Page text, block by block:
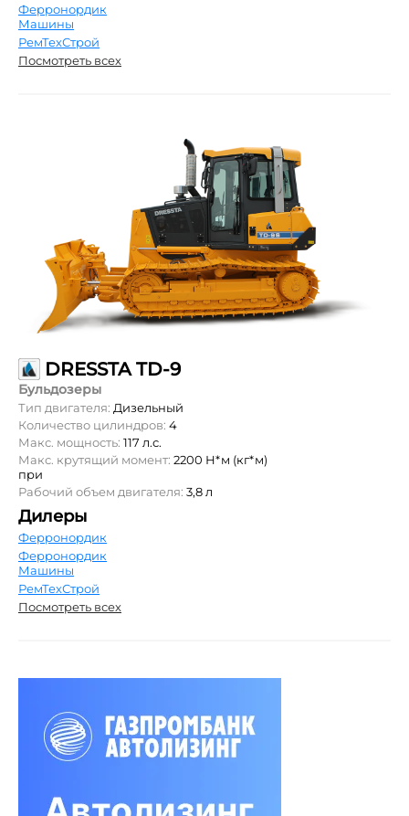
Ферронордик
Машины
РемТехСтрой
Посмотреть всех
DRESSTA TD-9
Бульдозеры
Тип двигателя: Дизельный
Количество цилиндров: 4
Макс. мощность: 117 л.с.
Макс. крутящий момент: 2200 Н*м (кг*м)
при
Рабочий объем двигателя: 3,8 л
Дилеры
Ферронордик
Ферронордик
Машины
РемТехСтрой
Посмотреть всех